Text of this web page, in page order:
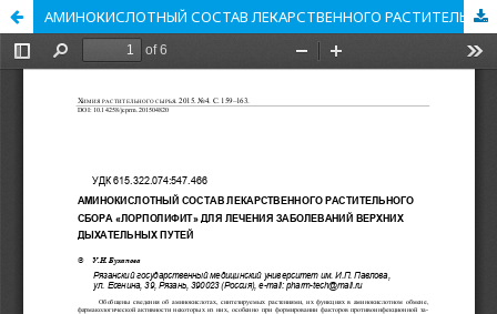
АМИНОКИСЛОТНЫЙ СОСТАВ ЛЕКАРСТВЕННОГО РАСТИТЕЛЬНОГО СБОРА «ЛОРПОЛИФИТ» ДЛЯ ЛЕЧЕНИЯ ЗАБОЛЕВАНИЙ ВЕРХНИХ ДЫХАТЕЛЬНЫХ ПУТЕЙ